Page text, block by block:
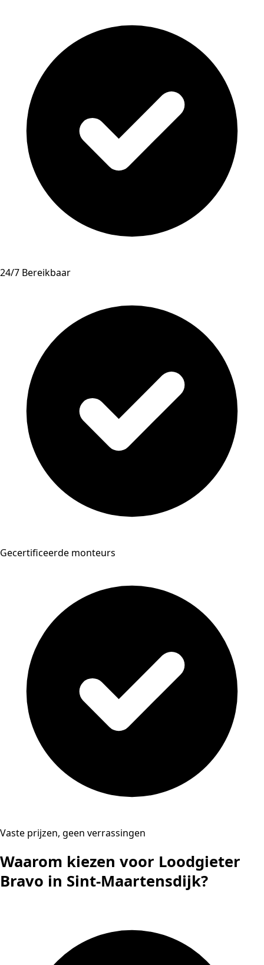
24/7 Bereikbaar
Gecertificeerde monteurs
Vaste prijzen, geen verrassingen
Waarom kiezen voor Loodgieter
Bravo in Sint-Maartensdijk?